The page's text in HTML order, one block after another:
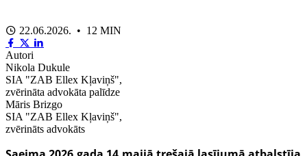
22.06.2026. • 12 MIN
Autori
Nikola Dukule
SIA "ZAB Ellex Kļaviņš",
zvērināta advokāta palīdze
Māris Brizgo
SIA "ZAB Ellex Kļaviņš",
zvērināts advokāts